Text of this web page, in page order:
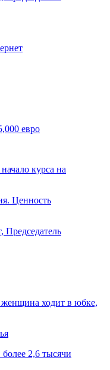
евро
курса на
Ценность
ходит в юбке,
2,6 тысячи